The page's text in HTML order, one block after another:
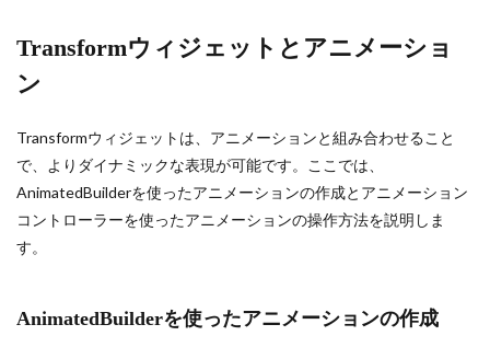
Transformウィジェットとアニメーショ
ン
Transformウィジェットは、アニメーションと組み合わせること
で、よりダイナミックな表現が可能です。ここでは、
AnimatedBuilderを使ったアニメーションの作成とアニメーション
コントローラーを使ったアニメーションの操作方法を説明しま
す。
AnimatedBuilderを使ったアニメーションの作成